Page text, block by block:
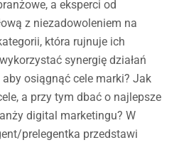
a eksperci od
z niezadowoleniem na
która rujnuje ich
synergię działań
osiągnąć cele marki? Jak
a przy tym dbać o najlepsze
digital marketingu? W
prelegentka przedstawi